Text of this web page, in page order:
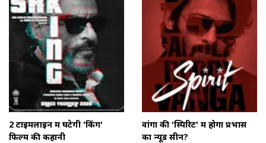
2 टाइमलाइन में घटेगी 'किंग'
फिल्म की कहानी
वांगा की 'स्पिरिट' में होगा प्रभास
का न्यूड सीन?